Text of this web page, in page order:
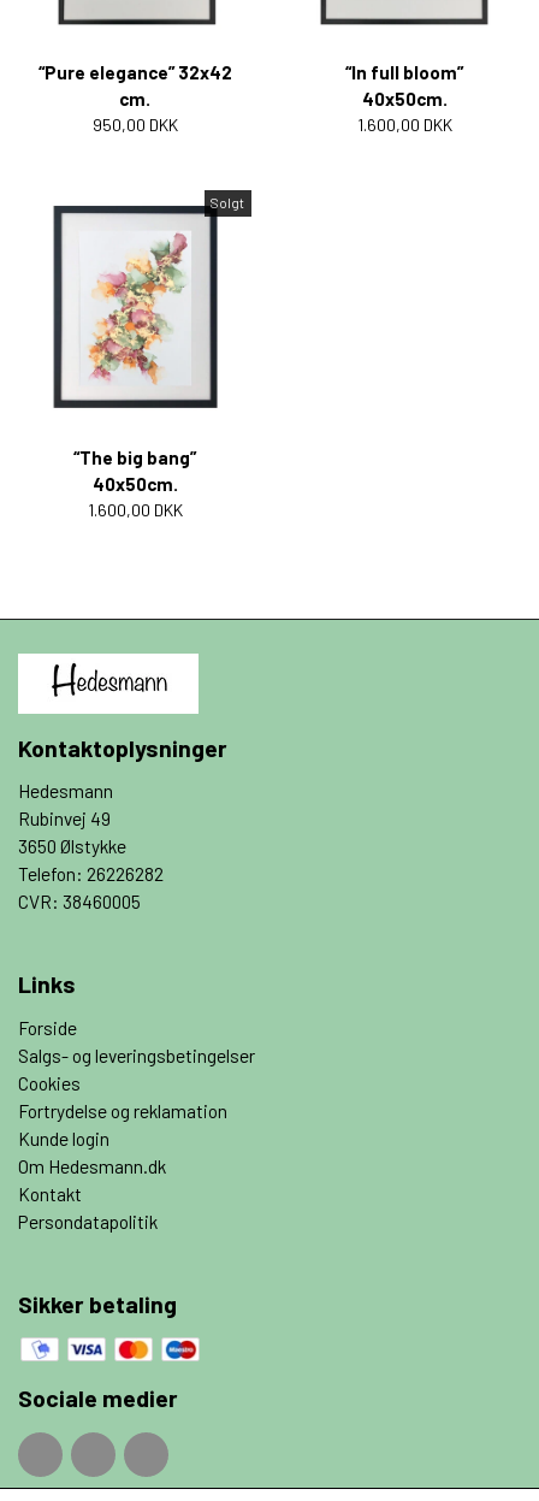
“Pure elegance” 32x42
cm.
950,00 DKK
“In full bloom”
40x50cm.
1.600,00 DKK
Solgt
“The big bang”
40x50cm.
1.600,00 DKK
Kontaktoplysninger
Hedesmann
Rubinvej 49
3650 Ølstykke
Telefon: 26226282
CVR: 38460005
Links
Forside
Salgs- og leveringsbetingelser
Cookies
Fortrydelse og reklamation
Kunde login
Om Hedesmann.dk
Kontakt
Persondatapolitik
Sikker betaling
Sociale medier